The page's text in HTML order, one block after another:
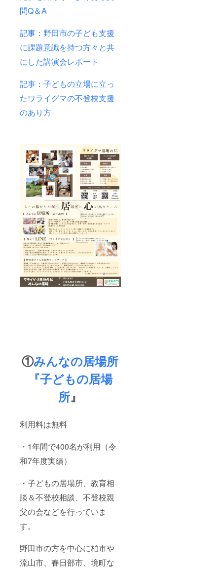
問Q＆A
記事：野田市の子ども支援
に課題意識を持つ方々と共
にした講演会レポート
記事：子どもの立場に立っ
たワライグマの不登校支援
のあり方
①みんなの居場所
『子どもの居場
所』
利用料は無料
・1年間で400名が利用（令
和7年度実績）
・子どもの居場所、教育相
談＆不登校相談、不登校親
父の会などを行っていま
す。
野田市の方を中心に柏市や
流山市、春日部市、境町な